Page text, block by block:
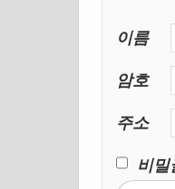
이름
암호
주소
비밀